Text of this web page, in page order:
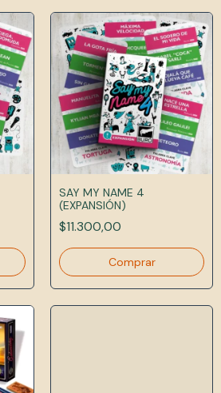
SAY MY NAME 4
(EXPANSIÓN)
$11.300,00